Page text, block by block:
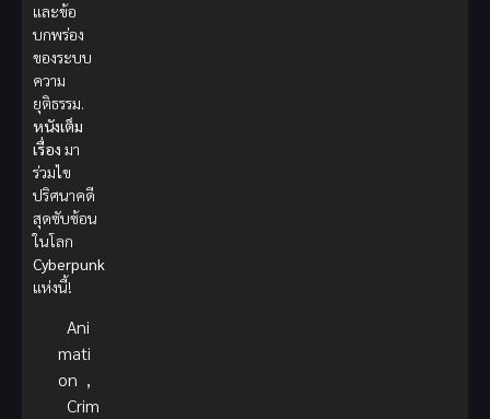
และข้อ
บกพร่อง
ของระบบ
ความ
ยุติธรรม.
หนังเต็ม
เรื่อง มา
ร่วมไข
ปริศนาคดี
สุดซับซ้อน
ในโลก
Cyberpunk
แห่งนี้!
Ani
mati
on ,
Crim